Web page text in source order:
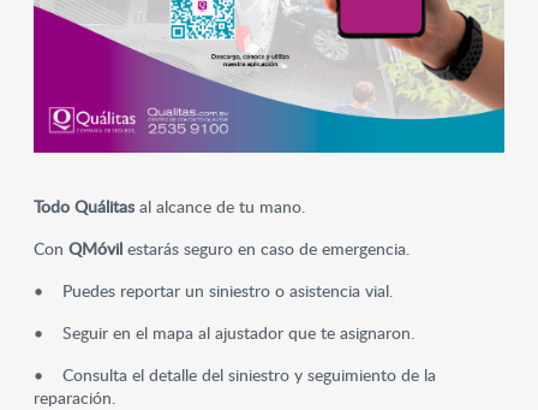
Todo Quálitas al alcance de tu mano.
Con QMóvil estarás seguro en caso de emergencia.
• Puedes reportar un siniestro o asistencia vial.
• Seguir en el mapa al ajustador que te asignaron.
• Consulta el detalle del siniestro y seguimiento de la
reparación.